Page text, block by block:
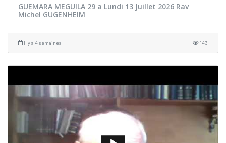
GUEMARA MEGUILA 29 a Lundi 13 Juillet 2026 Rav
Michel GUGENHEIM
il y a 4 semaines 143